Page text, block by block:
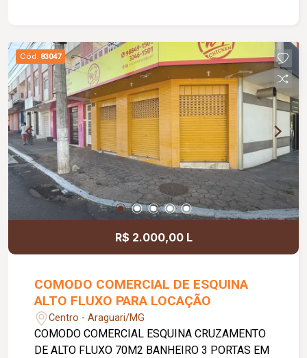
Cód. 83047
R$ 2.000,00 L
COMODO COMERCIAL DE ESQUINA
ALTO FLUXO PARA LOCAÇÃO
Centro - Araguari/MG
COMODO COMERCIAL ESQUINA CRUZAMENTO
DE ALTO FLUXO 70M2 BANHEIRO 3 PORTAS EM